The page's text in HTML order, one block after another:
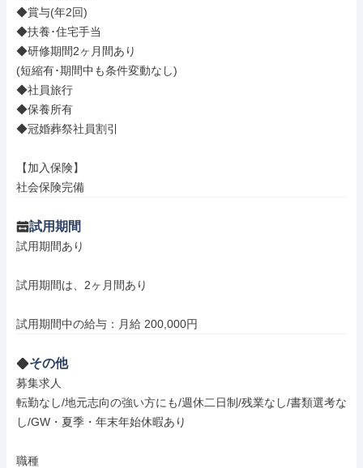
◆賞与(年2回)
◆扶養･住宅手当
◆研修期間2ヶ月間あり
(短縮有･期間中も条件変動なし)
◆社員旅行
◆保養所有
◆冠婚葬祭社員割引
【加入保険】
社会保険完備
試用期間
試用期間あり
試用期間は、2ヶ月間あり
試用期間中の給与：月給 200,000円
その他
募集求人
転勤なし/地元志向の強い方にも/週休二日制/残業なし/書類選考な
し/GW・夏季・年末年始休暇あり
職種